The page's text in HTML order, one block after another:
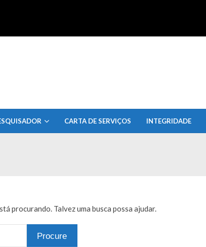
CARTA DE SERVIÇOS INTEGRIDADE
procurando. Talvez uma busca possa ajudar.